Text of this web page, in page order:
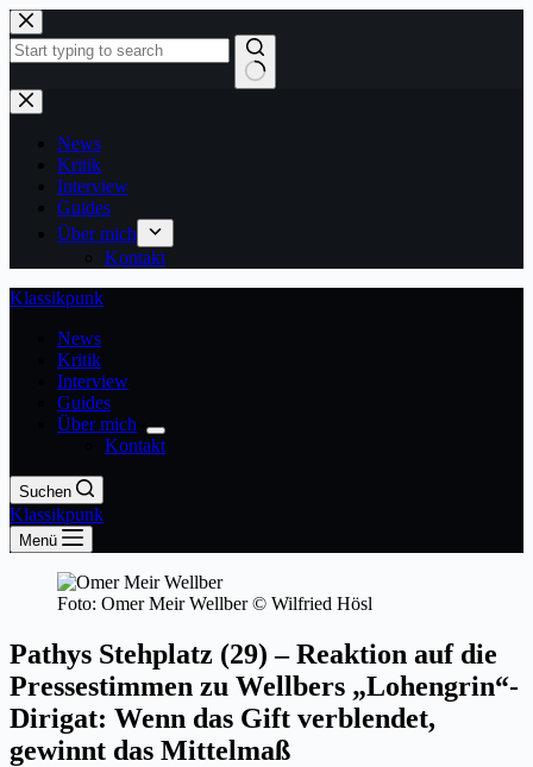
Zum
Inhalt
springen
Keine
Ergebnisse
News
Kritik
Interview
Guides
Über mich
Kontakt
Klassikpunk
News
Kritik
Interview
Guides
Über mich
Kontakt
Suchen
Klassikpunk
Menü
Foto: Omer Meir Wellber © Wilfried Hösl
Pathys Stehplatz (29) – Reaktion auf die
Pressestimmen zu Wellbers „Lohengrin“-
Dirigat: Wenn das Gift verblendet,
gewinnt das Mittelmaß